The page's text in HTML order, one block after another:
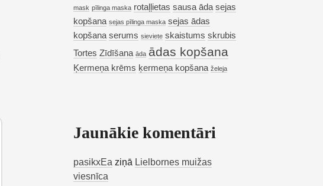
mask pīlinga maska rotaļļietas sausa āda sejas
kopšana sejas pīlinga maska sejas ādas
kopšana serums sieviete skaistums skrubis
Tortes Zīdīšana āda ādas kopšana
Ķermeņa krēms ķermeņa kopšana želeja
Jaunākie komentāri
pasikxEa ziņā Lielbornes muižas
viesnīca